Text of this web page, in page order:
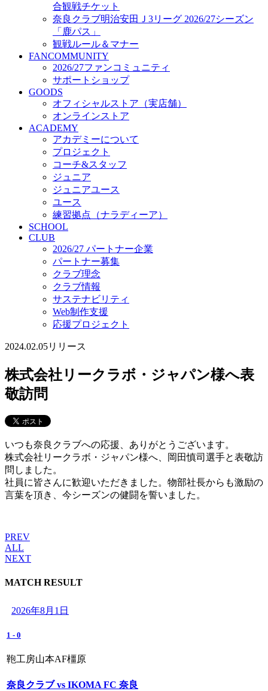
練習拠点（ナラディーア）
SCHOOL
2026/27 パートナー企業
パートナー募集
クラブ理念
クラブ情報
サステナビリティ
Web制作支援
応援プロジェクト
合観戦チケット
奈良クラブ明治安田Ｊ3リーグ 2026/27シーズン
「鹿パス」
観戦ルール＆マナー
FANCOMMUNITY
2026/27ファンコミュニティ
サポートショップ
GOODS
オフィシャルストア（実店舗）
オンラインストア
ACADEMY
アカデミーについて
プロジェクト
コーチ&スタッフ
ジュニア
ジュニアユース
ユース
練習拠点（ナラディーア）
SCHOOL
CLUB
2026/27 パートナー企業
パートナー募集
クラブ理念
クラブ情報
サステナビリティ
Web制作支援
応援プロジェクト
2024.02.05リリース
株式会社リークラボ・ジャパン様へ表
敬訪問
いつも奈良クラブへの応援、ありがとうございます。
株式会社リークラボ・ジャパン様へ、岡田慎司選手と表敬訪
問しました。
社員に皆さんに歓迎いただきました。物部社長からも激励の
言葉を頂き、今シーズンの健闘を誓いました。
PREV
ALL
NEXT
MATCH RESULT
2026年8月1日
1 - 0
鞄工房山本AF橿原
奈良クラブ vs IKOMA FC 奈良